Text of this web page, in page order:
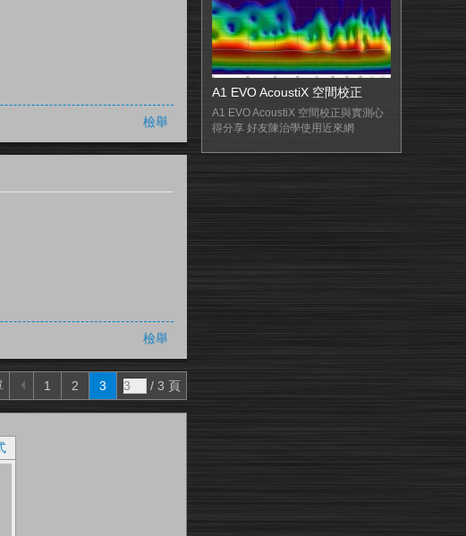
檢舉
檢舉
1 2 3 / 3 頁
A1 EVO AcoustiX 空間校正
A1 EVO AcoustiX 空間校正與實測心
得分享 好友陳治學使用近來網